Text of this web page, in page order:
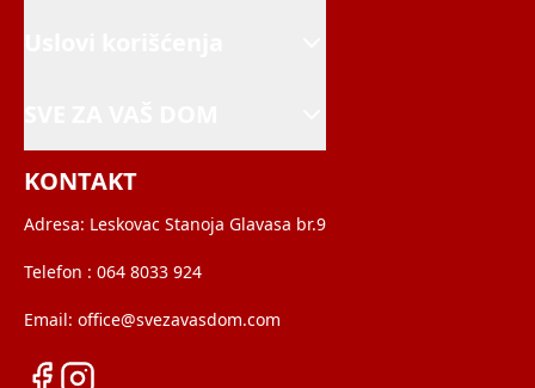
KONTAKT
Adresa: Leskovac Stanoja Glavasa br.9
Telefon : 064 8033 924
Email: office@svezavasdom.com